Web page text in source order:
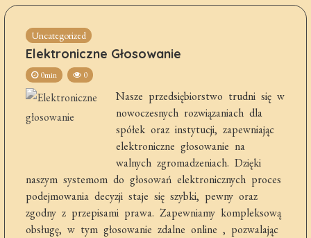
Uncategorized
Elektroniczne Głosowanie
0min 0
Nasze przedsiębiorstwo trudni się w
nowoczesnych rozwiązaniach dla
spółek oraz instytucji, zapewniając
elektroniczne głosowanie na
walnych zgromadzeniach. Dzięki
naszym systemom do głosowań elektronicznych proces
podejmowania decyzji staje się szybki, pewny oraz
zgodny z przepisami prawa. Zapewniamy kompleksową
obsługę, w tym głosowanie zdalne online , pozwalając